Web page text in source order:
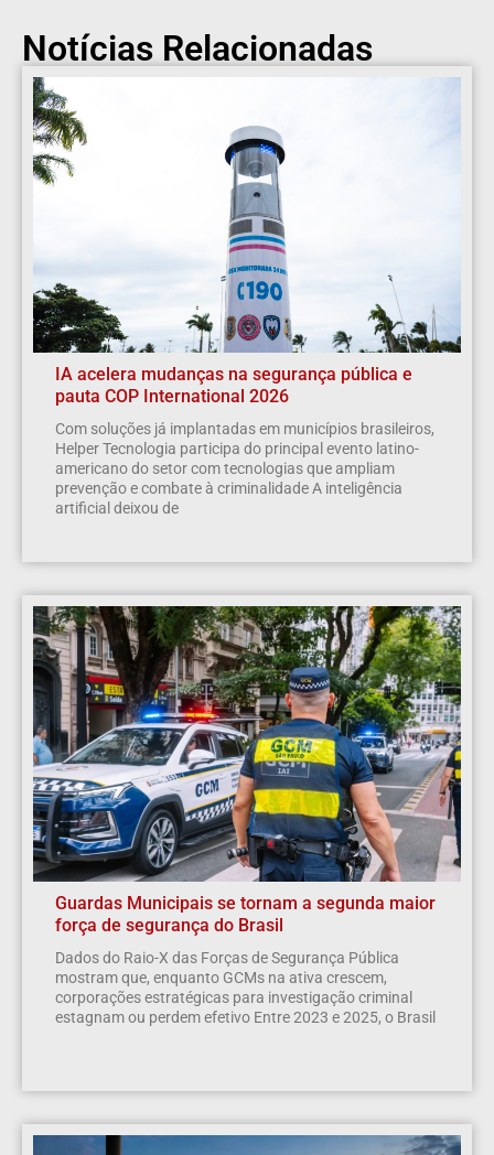
Notícias Relacionadas
IA acelera mudanças na segurança pública e
pauta COP International 2026
Com soluções já implantadas em municípios brasileiros,
Helper Tecnologia participa do principal evento latino-
americano do setor com tecnologias que ampliam
prevenção e combate à criminalidade A inteligência
artificial deixou de
Guardas Municipais se tornam a segunda maior
força de segurança do Brasil
Dados do Raio-X das Forças de Segurança Pública
mostram que, enquanto GCMs na ativa crescem,
corporações estratégicas para investigação criminal
estagnam ou perdem efetivo Entre 2023 e 2025, o Brasil